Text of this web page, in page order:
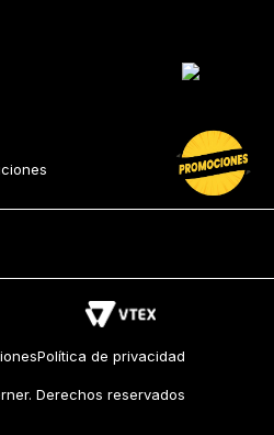
Política de privacidad
Derechos reservados